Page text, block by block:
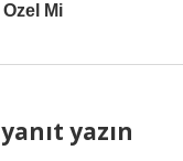
Mi
yazın